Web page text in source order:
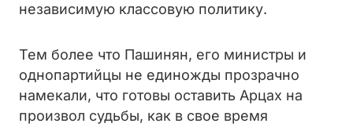
независимую классовую политику.
Тем более что Пашинян, его министры и
однопартийцы не единожды прозрачно
намекали, что готовы оставить Арцах на
произвол судьбы, как в свое время